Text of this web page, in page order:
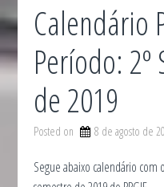
Calendário
Período: 2º
de 2019
Posted on 8 de agosto de
Segue abaixo calendário com